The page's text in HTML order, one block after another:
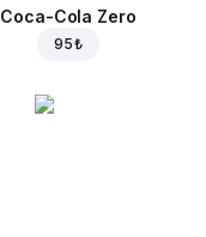
Coca-Cola Zero
95 ₺